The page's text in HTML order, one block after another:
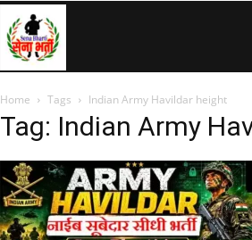
»
Army,
Home Tags Indian Army Havildar height
Tag: Indian Army